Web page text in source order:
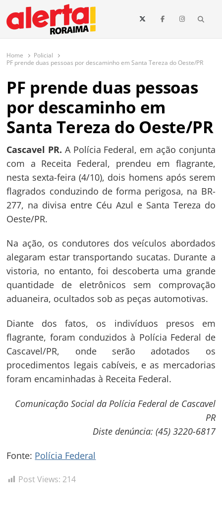
conteúdo
O maior portal de notícias de Roraima
O Alerta Roraima é seu portal de notícias completo sobre política,
e todo o estado de Roraima. Fique sempre informado com
atualizações em tempo real!
Home
Policial
PF prende duas pessoas por descaminho em Santa Tereza do Oeste/PR
PF prende duas pessoas
por descaminho em
Santa Tereza do Oeste/PR
Cascavel PR. A Polícia Federal, em ação conjunta
com a Receita Federal, prendeu em flagrante,
nesta sexta-feira (4/10), dois homens após serem
flagrados conduzindo de forma perigosa, na BR-
277, na divisa entre Céu Azul e Santa Tereza do
Oeste/PR.
Na ação, os condutores dos veículos abordados
alegaram estar transportando sucatas. Durante a
vistoria, no entanto, foi descoberta uma grande
quantidade de eletrônicos sem comprovação
aduaneira, ocultados sob as peças automotivas.
Diante dos fatos, os indivíduos presos em
flagrante, foram conduzidos à Polícia Federal de
Cascavel/PR, onde serão adotados os
procedimentos legais cabíveis, e as mercadorias
foram encaminhadas à Receita Federal.
Comunicação Social da Polícia Federal de Cascavel
PR
Diste denúncia: (45) 3220-6817
Fonte: Polícia Federal
Post Views: 214
Navegação
de
Post